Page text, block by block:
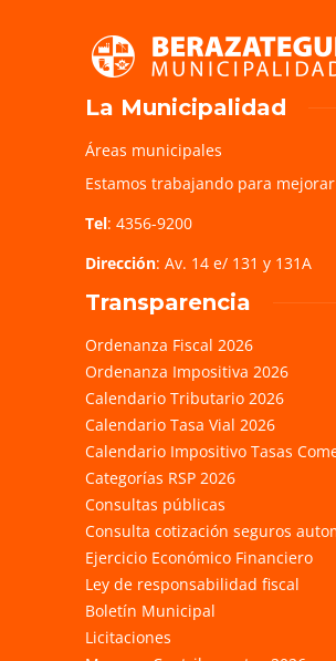
La Municipalidad
Áreas municipales
Estamos trabajando para
Tel: 4356-9200
Dirección: Av. 14 e/ 131 y 131A
Transparencia
Ordenanza Fiscal 2026
Ordenanza Impositiva 2026
Calendario Tributario 2026
Calendario Tasa Vial 2026
Calendario Impositivo Tasas
Categorías RSP 2026
Consultas públicas
Consulta cotización seguros
Ejercicio Económico Financiero
Ley de responsabilidad fiscal
Boletín Municipal
Licitaciones